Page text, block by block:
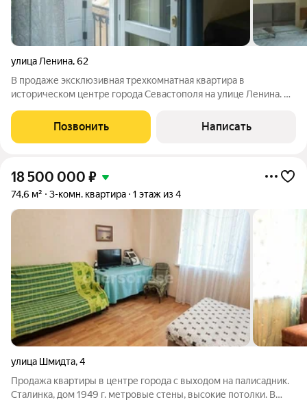
улица Ленина,62
В продаже эксклюзивная трехкомнатная квартира в
историческом центре города Севастополя на улице Ленина. В
сантехника и электропроводка ,закрытый двор , стоянка для
автомобиля .Продается квартира с
Позвонить Написать
18 500 000 ₽
74,6 м² 3-комн. квартира 1 этаж из 4
улица Шмидта,4
Продажа квартиры в центре города с выходом на палисадник.
Сталинка, дом 1949 г. метровые стены, высокие потолки. В